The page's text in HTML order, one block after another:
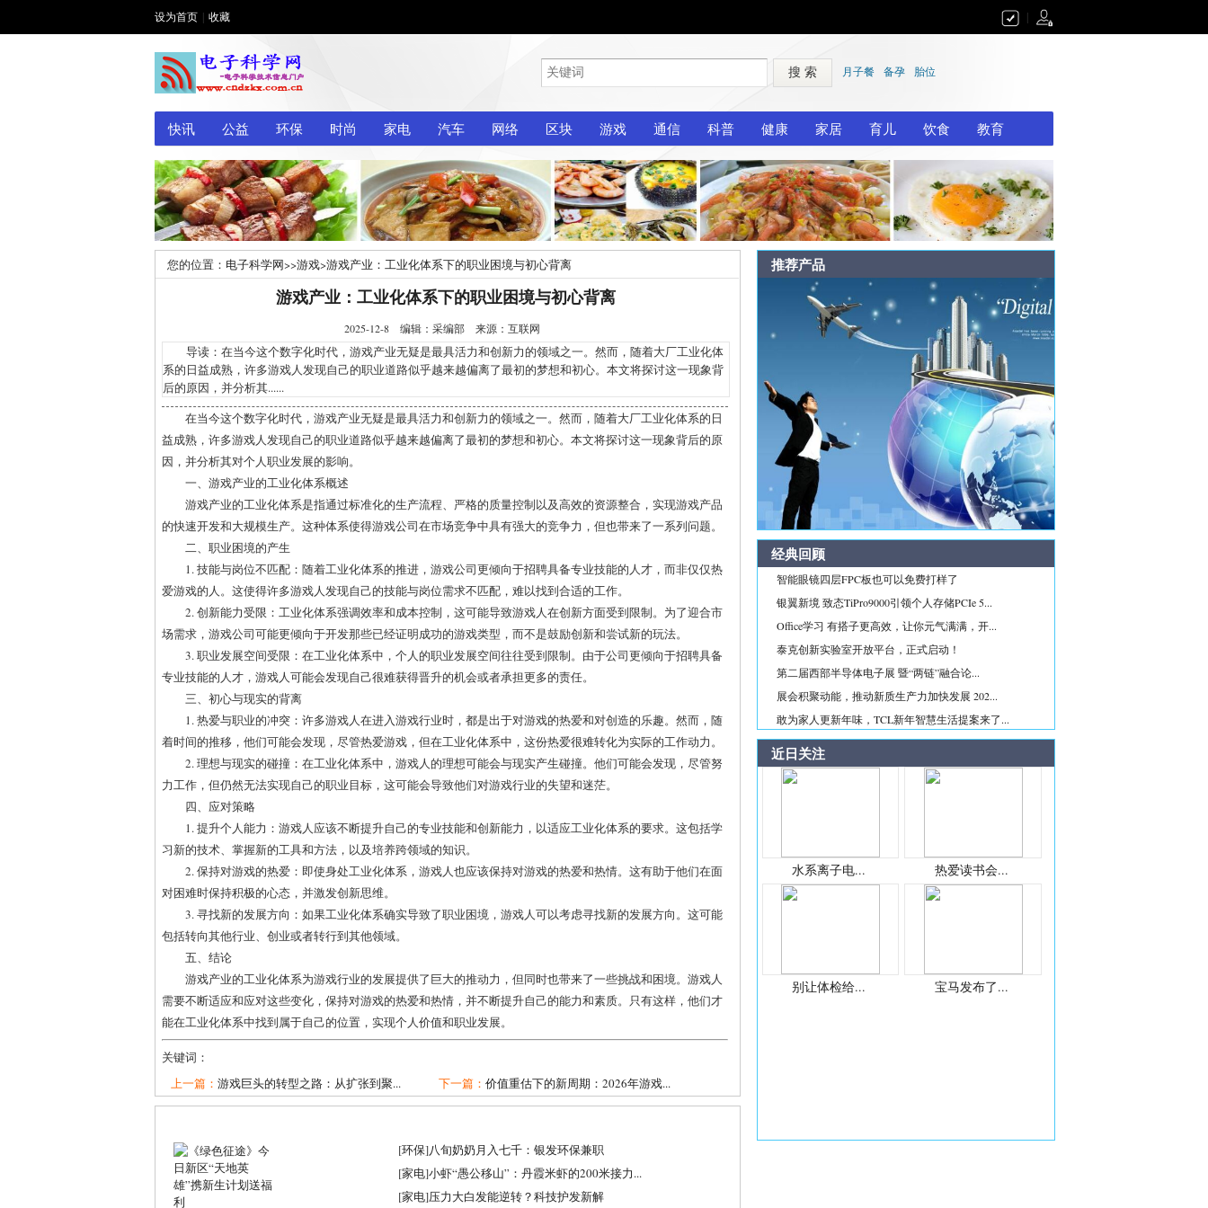
设为首页 收藏
搜 索 月子餐 备孕 胎位
快讯 公益 环保 时尚 家电 汽车 网络 区块 游戏 通信 科普 健康 家居 育儿 饮食 教育
您的位置： 电子科学网>>游戏>游戏产业：工业化体系下的职业困境与初心背离
游戏产业：工业化体系下的职业困境与初心背离
2025-12-8 编辑：采编部 来源：互联网
导读：在当今这个数字化时代，游戏产业无疑是最具活力和创新力的领域之一。然而，随着大厂工业化体
系的日益成熟，许多游戏人发现自己的职业道路似乎越来越偏离了最初的梦想和初心。本文将探讨这一现象背
后的原因，并分析其......
在当今这个数字化时代，游戏产业无疑是最具活力和创新力的领域之一。然而，随着大厂工业化体系的日
益成熟，许多游戏人发现自己的职业道路似乎越来越偏离了最初的梦想和初心。本文将探讨这一现象背后的原
因，并分析其对个人职业发展的影响。
一、游戏产业的工业化体系概述
游戏产业的工业化体系是指通过标准化的生产流程、严格的质量控制以及高效的资源整合，实现游戏产品
的快速开发和大规模生产。这种体系使得游戏公司在市场竞争中具有强大的竞争力，但也带来了一系列问题。
二、职业困境的产生
1. 技能与岗位不匹配：随着工业化体系的推进，游戏公司更倾向于招聘具备专业技能的人才，而非仅仅热
爱游戏的人。这使得许多游戏人发现自己的技能与岗位需求不匹配，难以找到合适的工作。
2. 创新能力受限：工业化体系强调效率和成本控制，这可能导致游戏人在创新方面受到限制。为了迎合市
场需求，游戏公司可能更倾向于开发那些已经证明成功的游戏类型，而不是鼓励创新和尝试新的玩法。
3. 职业发展空间受限：在工业化体系中，个人的职业发展空间往往受到限制。由于公司更倾向于招聘具备
专业技能的人才，游戏人可能会发现自己很难获得晋升的机会或者承担更多的责任。
三、初心与现实的背离
1. 热爱与职业的冲突：许多游戏人在进入游戏行业时，都是出于对游戏的热爱和对创造的乐趣。然而，随
着时间的推移，他们可能会发现，尽管热爱游戏，但在工业化体系中，这份热爱很难转化为实际的工作动力。
2. 理想与现实的碰撞：在工业化体系中，游戏人的理想可能会与现实产生碰撞。他们可能会发现，尽管努
力工作，但仍然无法实现自己的职业目标，这可能会导致他们对游戏行业的失望和迷茫。
四、应对策略
1. 提升个人能力：游戏人应该不断提升自己的专业技能和创新能力，以适应工业化体系的要求。这包括学
习新的技术、掌握新的工具和方法，以及培养跨领域的知识。
2. 保持对游戏的热爱：即使身处工业化体系，游戏人也应该保持对游戏的热爱和热情。这有助于他们在面
对困难时保持积极的心态，并激发创新思维。
3. 寻找新的发展方向：如果工业化体系确实导致了职业困境，游戏人可以考虑寻找新的发展方向。这可能
包括转向其他行业、创业或者转行到其他领域。
五、结论
游戏产业的工业化体系为游戏行业的发展提供了巨大的推动力，但同时也带来了一些挑战和困境。游戏人
需要不断适应和应对这些变化，保持对游戏的热爱和热情，并不断提升自己的能力和素质。只有这样，他们才
能在工业化体系中找到属于自己的位置，实现个人价值和职业发展。
关键词：
上一篇： 游戏巨头的转型之路：从扩张到聚... 下一篇： 价值重估下的新周期：2026年游戏...
[环保]八旬奶奶月入七千：银发环保兼职
[家电]小虾“愚公移山”：丹霞米虾的200米接力...
[家电]压力大白发能逆转？科技护发新解
推荐产品
经典回顾
智能眼镜四层FPC板也可以免费打样了
银翼新境 致态TiPro9000引领个人存储PCIe 5...
Office学习 有搭子更高效，让你元气满满，开...
泰克创新实验室开放平台，正式启动！
第二届西部半导体电子展 暨“两链”融合论...
展会积聚动能，推动新质生产力加快发展 202...
敢为家人更新年味，TCL新年智慧生活提案来了...
近日关注
水系离子电... 热爱读书会...
别让体检给... 宝马发布了...